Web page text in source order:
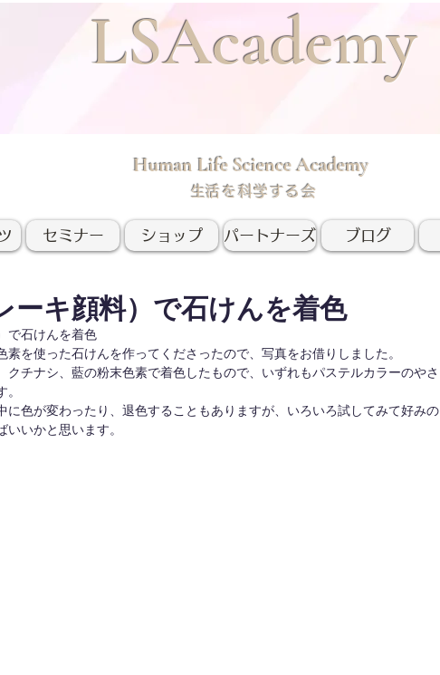
LSAcademy
Human Life Science Academy
​生活を科学する会
セミナー ショップ パートナーズ ブログ
ーキ顔料）で石けんを着色
で石けんを着色
素を使った石けんを作ってくださったので、写真をお借りしました。
クチナシ、藍の粉末色素で着色したもので、いずれもパステルカラーのやさ
に色が変わったり、退色することもありますが、いろいろ試してみて好みの
いかと思います。